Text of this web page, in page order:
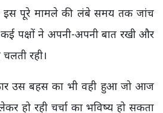
इस पूरे मामले की लंबे समय तक जांच
कई पक्षों ने अपनी-अपनी बात रखी और
रही।
उस बहस का भी वही हुआ जो आज
हो रही चर्चा का भविष्य हो सकता